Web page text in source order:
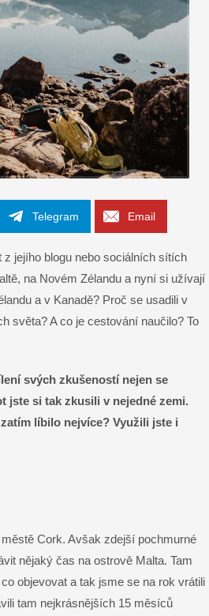
Telegram Email
jejího blogu nebo sociálních sítích
na Novém Zélandu a nyní si užívají
a v Kanadě? Proč se usadili v
světa? A co je cestování naučilo? To
svých zkušeností nejen se
jste si tak zkusili v nejedné zemi.
líbilo nejvíce? Využili jste i
Cork. Avšak zdejší pochmurné
nějaký čas na ostrově Malta. Tam
objevovat a tak jsme se na rok vrátili
tam nejkrásnějších 15 měsíců